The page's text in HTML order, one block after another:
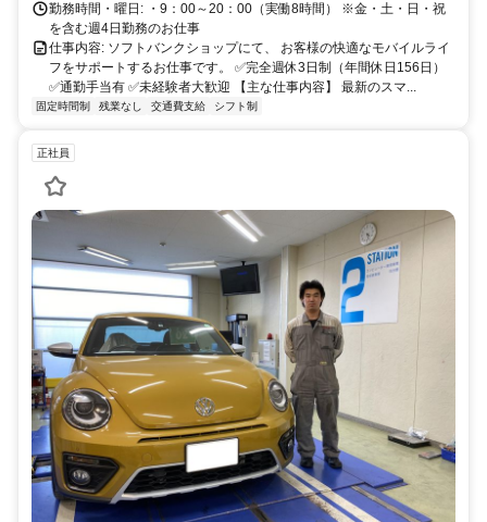
勤務時間・曜日: ・9：00～20：00（実働8時間） ※金・土・日・祝
を含む週4日勤務のお仕事
仕事内容: ソフトバンクショップにて、 お客様の快適なモバイルライ
フをサポートするお仕事です。 ✅完全週休3日制（年間休日156日）
✅通勤手当有 ✅未経験者大歓迎 【主な仕事内容】 最新のスマ...
固定時間制 残業なし 交通費支給 シフト制
正社員